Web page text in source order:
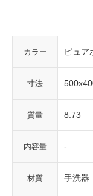
カラー ピュア
寸法
質量 8.73
内容量 -
材質 手洗器